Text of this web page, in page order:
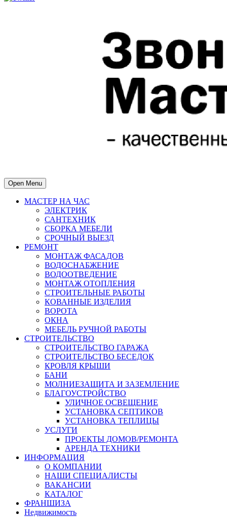
Open Menu
МАСТЕР НА ЧАС
ЭЛЕКТРИК
САНТЕХНИК
СБОРКА МЕБЕЛИ
СРОЧНЫЙ ВЫЕЗД
РЕМОНТ
МОНТАЖ ФАСАДОВ
ВОДОСНАБЖЕНИЕ
ВОДООТВЕДЕНИЕ
МОНТАЖ ОТОПЛЕНИЯ
СТРОИТЕЛЬНЫЕ РАБОТЫ
КОВАННЫЕ ИЗДЕЛИЯ
ВОРОТА
ОКНА
МЕБЕЛЬ РУЧНОЙ РАБОТЫ
СТРОИТЕЛЬСТВО
СТРОИТЕЛЬСТВО ГАРАЖА
СТРОИТЕЛЬСТВО БЕСЕДОК
КРОВЛЯ КРЫШИ
БАНИ
МОЛНИЕЗАЩИТА И ЗАЗЕМЛЕНИЕ
БЛАГОУСТРОЙСТВО
УЛИЧНОЕ ОСВЕЩЕНИЕ
УСТАНОВКА СЕПТИКОВ
УСТАНОВКА ТЕПЛИЦЫ
УСЛУГИ
ПРОЕКТЫ ДОМОВ/РЕМОНТА
АРЕНДА ТЕХНИКИ
ИНФОРМАЦИЯ
О КОМПАНИИ
НАШИ СПЕЦИАЛИСТЫ
ВАКАНСИИ
КАТАЛОГ
ФРАНШИЗА
Недвижимость